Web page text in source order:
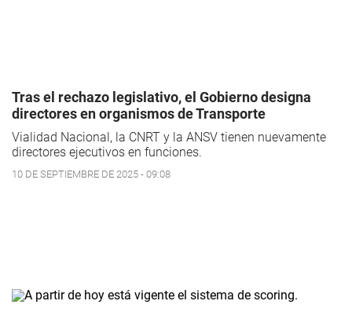
Tras el rechazo legislativo, el Gobierno designa
directores en organismos de Transporte
Vialidad Nacional, la CNRT y la ANSV tienen nuevamente
directores ejecutivos en funciones.
10 DE SEPTIEMBRE DE 2025 - 09:08